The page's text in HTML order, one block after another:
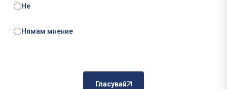
Не
Нямам мнение
Гласувай